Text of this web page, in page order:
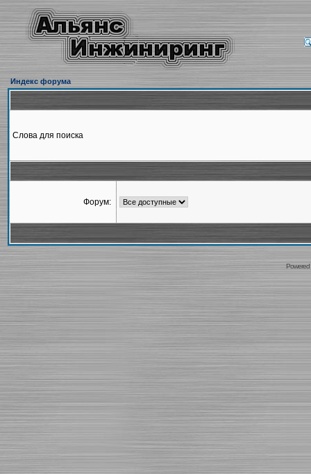
Индекс форума
Слова для поиска
Форум: